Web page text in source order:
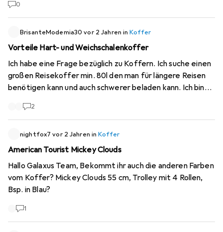
0
BrisanteModemia30 vor 2 Jahren inKoffer
Vorteile Hart- und Weichschalenkoffer
Ich habe eine Frage bezüglich zu Koffern. Ich suche einen
großen Reisekoffer min. 80l den man für längere Reisen
benötigen kann und auch schwerer beladen kann. Ich bin
einen Weichschalenkoffer kaufen soll. Die Räder sollen
Haupträder den Geist aufgegeben. Wenn möglich nicht
teurer als 120Chf. Hat jemand Erfahrungen mit Koffern?
2
nightfox7 vor 2 Jahren inKoffer
American Tourist Mickey Clouds
Hallo Galaxus Team, Bekommt ihr auch die anderen Farben
vom Koffer? Mickey Clouds 55 cm, Trolley mit 4 Rollen,
Bsp. in Blau?
1